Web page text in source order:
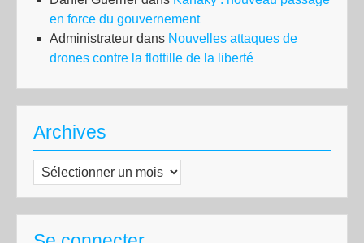
en force du gouvernement
Administrateur dans Nouvelles attaques de
drones contre la flottille de la liberté
Archives
Archives